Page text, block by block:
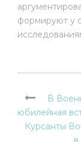
формируют у
В
юбилейная
Курсанты